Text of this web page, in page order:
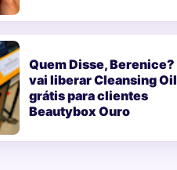
Quem Disse, Berenice?
vai liberar Cleansing Oil
grátis para clientes
Beautybox Ouro